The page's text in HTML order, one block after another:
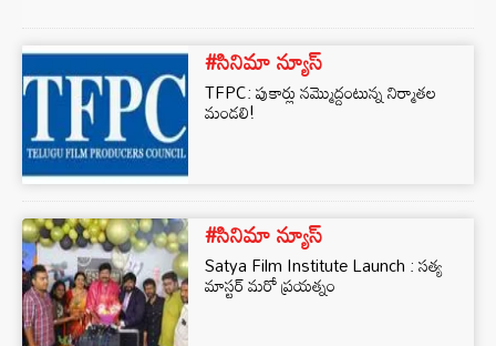
#సినిమా న్యూస్
TFPC: పుకార్లు నమ్మొద్దంటున్న నిర్మాతల
మండలి!
#సినిమా న్యూస్
Satya Film Institute Launch : సత్య
మాస్టర్ మరో ప్రయత్నం